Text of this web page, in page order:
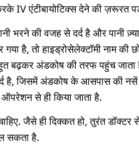
IV एंटीबायोटिक्स देने की ज़रूरत
भरने की वजह से दर्द है और पानी
है, तो हाइड्रोसेलेक्टॉमी नाम की
बढ़कर अंडकोष की तरफ पहुंच
है, जिसमें अंडकोष के आसपास की
से ही किया जाता है.
जैसे ही दिक्कत हो, तुरंत
सकता है.